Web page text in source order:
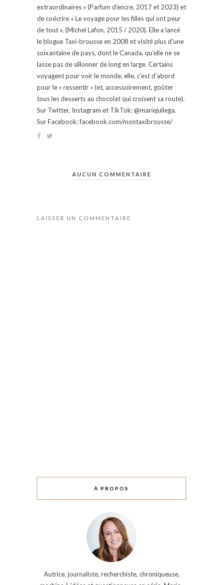
extraordinaires » (Parfum d'encre, 2017 et 2023) et
de coécrire « Le voyage pour les filles qui ont peur
de tout », (Michel Lafon, 2015 / 2020). Elle a lancé
le blogue Taxi-brousse en 2008 et visité plus d'une
soixantaine de pays, dont le Canada, qu'elle ne se
lasse pas de sillonner de long en large. Certains
voyagent pour voir le monde, elle, c’est d’abord
pour le « ressentir » (et, accessoirement, goûter
tous les desserts au chocolat qui croisent sa route).
Sur Twitter, Instagram et TikTok: @mariejuliega.
Sur Facebook: facebook.com/montaxibrousse/
AUCUN COMMENTAIRE
LAISSER UN COMMENTAIRE
À PROPOS
Autrice, journaliste, recherchiste, chroniqueuse,